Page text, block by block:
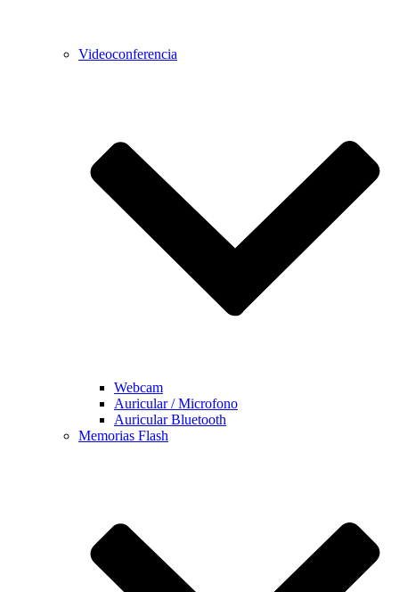
Videoconferencia
Webcam
Auricular / Microfono
Auricular Bluetooth
Memorias Flash